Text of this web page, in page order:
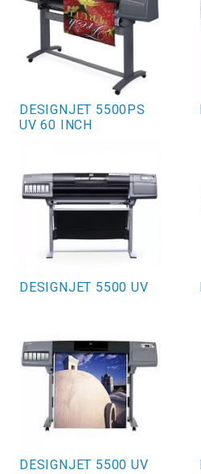
DESIGNJET 5500PS
UV 60 INCH
DESIGNJET 5500 UV
DESIGNJET 5500 UV